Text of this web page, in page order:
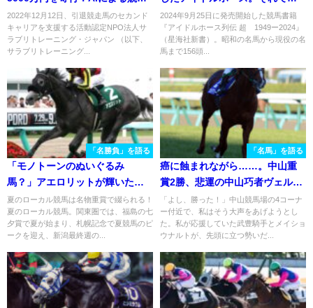
予想を提供するAlphaImpact代
表の考える、引退馬支援の意
義。
2022年12月12日、引退競走馬のセカンド
キャリアを支援する活動認定NPO法人サ
ラブリトレーニング・ジャパン （以下、
サラブリトレーニング...
競馬も人生も前へ進む（勝木淳
さん）
2024年9月25日に発売開始した競馬書籍
『アイドルホース列伝 超 1949ー2024』
（星海社新書）。昭和の名馬から現役の名
馬まで156頭...
「名勝負」を語る
「モノトーンのぬいぐるみ
馬？」アエロリットが輝いた、
２０１７年クイーンステークス
夏のローカル競馬は名物重賞で綴られる！
夏のローカル競馬。関東圏では、福島の七
夕賞で夏が始まり、札幌記念で夏競馬のピ
ークを迎え、新潟最終週の...
「名馬」を語る
癌に蝕まれながら……。中山重
賞2勝、悲運の中山巧者ヴェルデ
グリーンを振り返る。
「よし、勝った！」中山競馬場の4コーナ
ー付近で、私はそう大声をあげようとし
た。私が応援していた武豊騎手とメイショ
ウナルトが、先頭に立つ勢いだ...